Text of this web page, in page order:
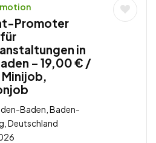
Promoter
in
– 19,00 € /
Baden, Baden-
Deutschland